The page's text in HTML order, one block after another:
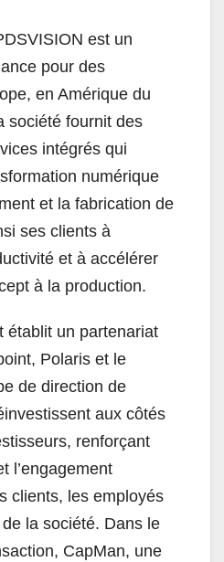
est un
pour des
en Amérique du
société fournit des
intégrés qui
numérique
et la fabrication de
ses clients à
et à accélérer
à la production.
établit un partenariat
Polaris et le
de direction de
aux côtés
renforçant
l’engagement
clients, les employés
la société. Dans le
CapMan, une